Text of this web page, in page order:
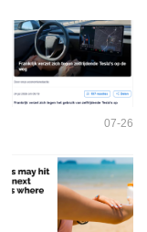
07-26